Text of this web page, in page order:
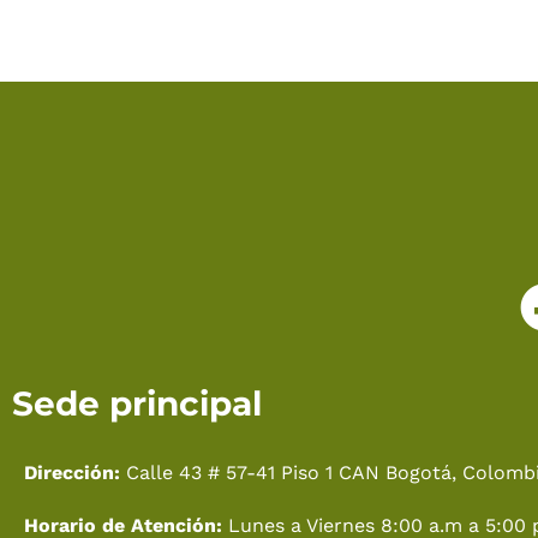
Sede principal
Dirección: Calle 43 # 57-41 Piso 1 CAN Bogotá,
Horario de Atención: Lunes a Viernes 8:00 a.m a